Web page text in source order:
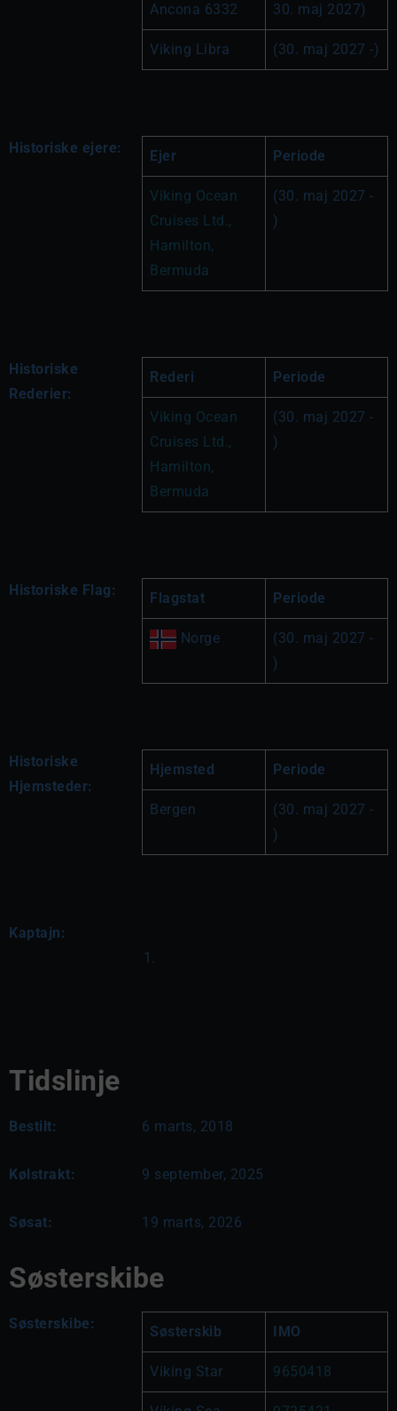
Ancona 6332
30. maj 2027)
Viking Libra (30. maj 2027 -)
Historiske ejere: Ejer Periode
Viking Ocean
Cruises Ltd.,
Hamilton,
Bermuda
(30. maj 2027 -
)
Historiske
Rederier:
Rederi Periode
Viking Ocean
Cruises Ltd.,
Hamilton,
Bermuda
(30. maj 2027 -
)
Historiske Flag: Flagstat Periode
Norge
(30. maj 2027 -
)
Historiske
Hjemsteder:
Hjemsted Periode
Bergen
(30. maj 2027 -
)
Kaptajn:
Tidslinje
Bestilt: 6 marts, 2018
Kølstrakt: 9 september, 2025
Søsat: 19 marts, 2026
Søsterskibe
Søsterskibe: Søsterskib IMO
Viking Star 9650418